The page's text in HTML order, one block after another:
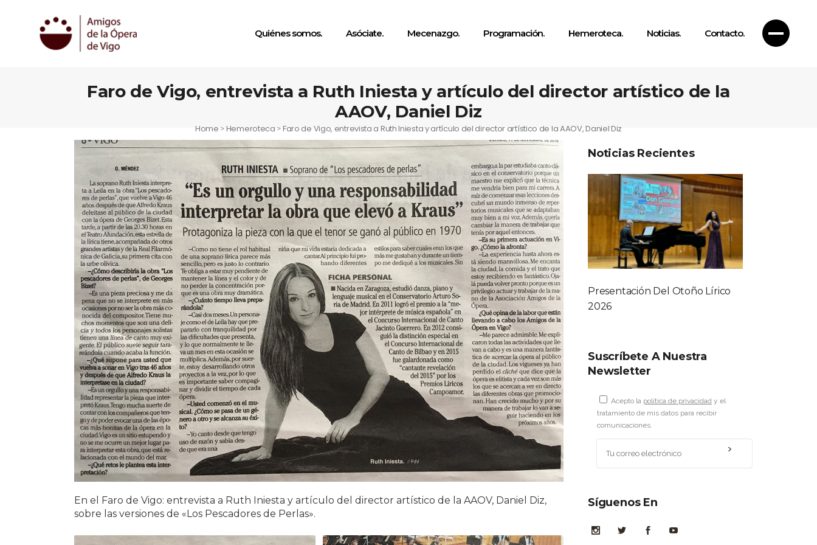
Quiénes somos. Asóciate. Mecenazgo. Programación. Hemeroteca. Noticias. Contacto.
Faro de Vigo, entrevista a Ruth Iniesta y artículo del director artístico de la
AAOV, Daniel Diz
Home >Hemeroteca >Faro de Vigo, entrevista a Ruth Iniesta y artículo del director artístico de la AAOV, Daniel Diz
En el Faro de Vigo: entrevista a Ruth Iniesta y artículo del director artístico de la AAOV, Daniel Diz,
sobre las versiones de «Los Pescadores de Perlas».
Noticias Recientes
Presentación Del Otoño Lírico
2026
Suscríbete A Nuestra
Newsletter
Acepto la política de privacidad y el
tratamiento de mis datos para recibir
comunicaciones.
Síguenos En